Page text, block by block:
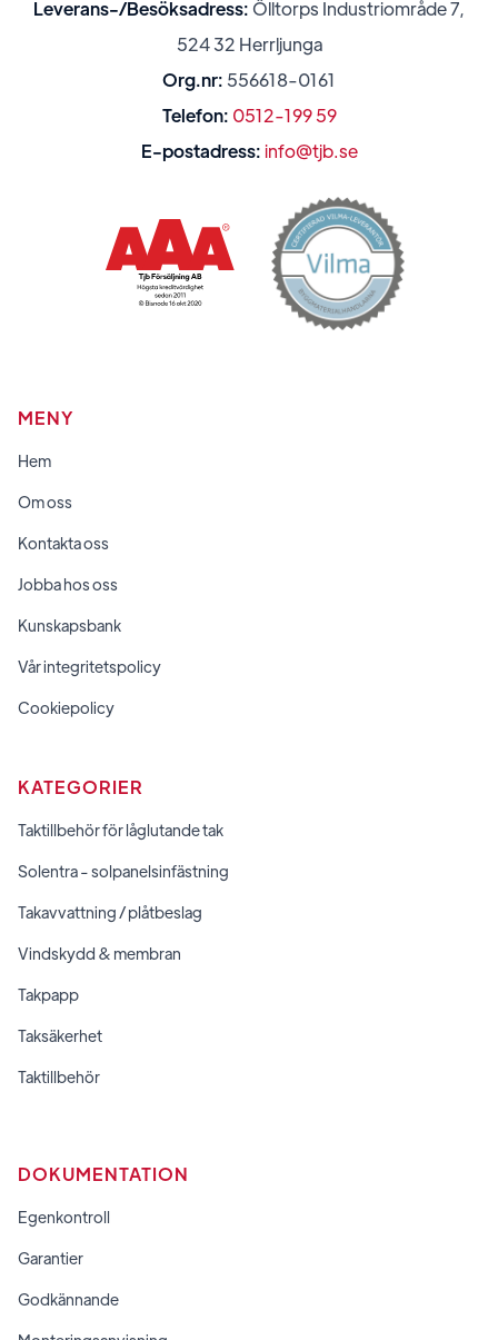
Leverans-/Besöksadress: Ölltorps Industriområde 7,
524 32 Herrljunga
Org.nr: 556618-0161
Telefon: 0512-199 59
E-postadress: info@tjb.se
MENY
Hem
Om oss
Kontakta oss
Jobba hos oss
Kunskapsbank
Vår integritetspolicy
Cookiepolicy
KATEGORIER
Taktillbehör för låglutande tak
Solentra - solpanelsinfästning
Takavvattning / plåtbeslag
Vindskydd & membran
Takpapp
Taksäkerhet
Taktillbehör
DOKUMENTATION
Egenkontroll
Garantier
Godkännande